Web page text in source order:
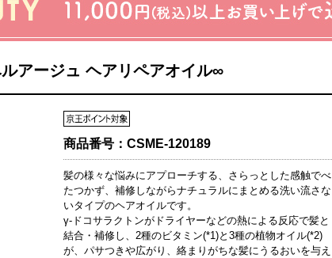
アージュ ヘアリペアオイル∞
商品番号： CSME-120189
髪の様々な悩みにアプローチする、さらっとした感触でべ
たつかず、補修しながらナチュラルにまとめる洗い流さな
いタイプのヘアオイルです。
γ-ドコサラクトンがドライヤーなどの熱による反応で髪と
結合・補修し、2種のビタミン(*1)と3種の植物オイル(*2)
が、パサつきや広がり、絡まりがちな髪にうるおいを与え